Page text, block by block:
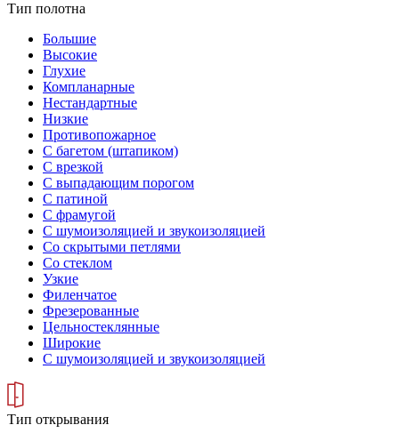
Тип полотна
Большие
Высокие
Глухие
Компланарные
Нестандартные
Низкие
Противопожарное
С багетом (штапиком)
С врезкой
С выпадающим порогом
С патиной
С фрамугой
С шумоизоляцией и звукоизоляцией
Со скрытыми петлями
Со стеклом
Узкие
Филенчатое
Фрезерованные
Цельностеклянные
Широкие
С шумоизоляцией и звукоизоляцией
Тип открывания